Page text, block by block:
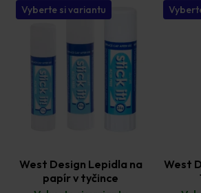
Vyberte si variantu
West Design Lepidla na
papír v tyčince
West